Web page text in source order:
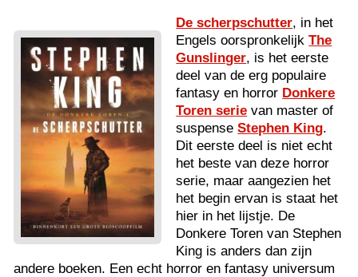
De scherpschutter, in het
Engels oorspronkelijkThe
Gunslinger, is het eerste
deel van de erg populaire
fantasy en horror Donkere
Toren serie van master of
suspenseStephen King.
Dit eerste deel is niet echt
het beste van deze horror
serie, maar aangezien het
het begin ervan is staat het
hier in het lijstje. De
Donkere Toren van Stephen
King is anders dan zijn
andere boeken. Een echt horror en fantasy universum